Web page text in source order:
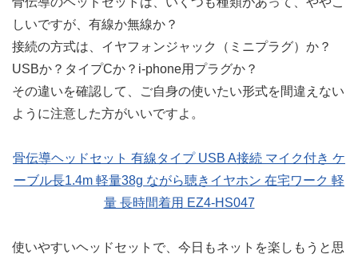
しいですが、有線か無線か？
接続の方式は、イヤフォンジャック（ミニプラグ）か？
USBか？タイプCか？i-phone用プラグか？
その違いを確認して、ご自身の使いたい形式を間違えない
ように注意した方がいいですよ。
骨伝導ヘッドセット 有線タイプ USB A接続 マイク付き ケ
ーブル長1.4m 軽量38g ながら聴きイヤホン 在宅ワーク 軽
量 長時間着用 EZ4-HS047
使いやすいヘッドセットで、今日もネットを楽しもうと思